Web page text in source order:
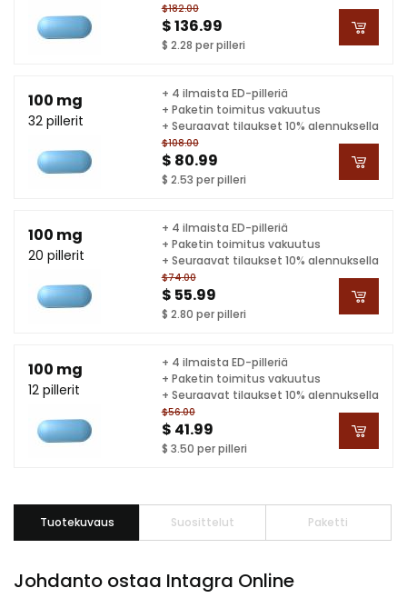
$182.00
$ 136.99
$ 2.28 per pilleri
100 mg
32 pillerit
$108.00
$ 80.99
$ 2.53 per pilleri
+ 4 ilmaista ED-pilleriä
+ Paketin toimitus vakuutus
+ Seuraavat tilaukset 10% alennuksella
100 mg
20 pillerit
$74.00
$ 55.99
$ 2.80 per pilleri
+ 4 ilmaista ED-pilleriä
+ Paketin toimitus vakuutus
+ Seuraavat tilaukset 10% alennuksella
100 mg
12 pillerit
$56.00
$ 41.99
$ 3.50 per pilleri
+ 4 ilmaista ED-pilleriä
+ Paketin toimitus vakuutus
+ Seuraavat tilaukset 10% alennuksella
Tuotekuvaus Suosittelut Paketti
Johdanto ostaa Intagra Online